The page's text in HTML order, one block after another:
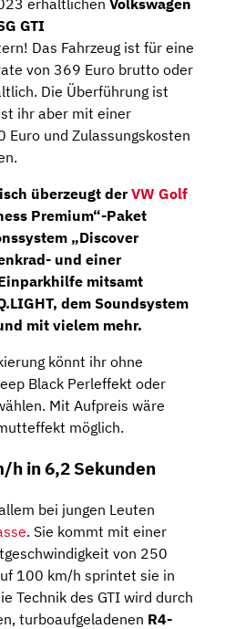
erhältlichen Volkswagen
GTI
Das Fahrzeug ist für eine
von 369 Euro brutto oder
Die Überführung ist
ihr aber mit einer
Euro und Zulassungskosten
überzeugt derVW Golf
Premium“-Paket
„Discover
und einer
mitsamt
dem Soundsystem
mit vielem mehr.
könnt ihr ohne
Black Perleffekt oder
Mit Aufpreis wäre
möglich.
h in 6,2 Sekunden
bei jungen Leuten
. Sie kommt mit einer
von 250
100 km/h sprintet sie in
Technik des GTI wird durch
turboaufgeladenen R4-